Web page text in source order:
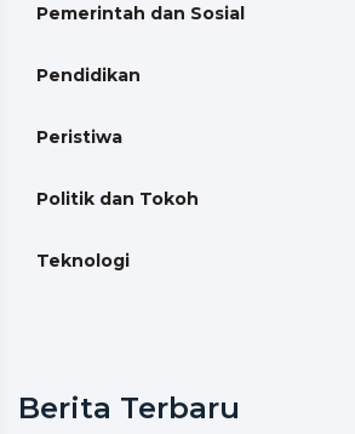
Pemerintah dan Sosial
Pendidikan
Peristiwa
Politik dan Tokoh
Teknologi
Berita Terbaru